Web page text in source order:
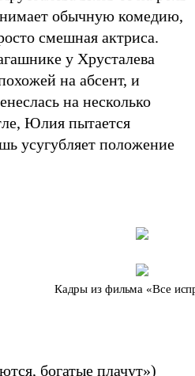
обычную комедию,
смешная актриса.
у Хрусталева
на абсент, и
на несколько
Юлия пытается
усугубляет положение
Кадры из фильма «Все
богатые плачут»)